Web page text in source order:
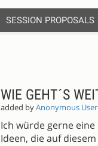
SESSION PROPOSALS
WIE GEHT´S
added byAnonymous User
Ich würde gerne
Ideen, die auf